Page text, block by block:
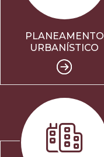
PLANEAMENTO
URBANÍSTICO